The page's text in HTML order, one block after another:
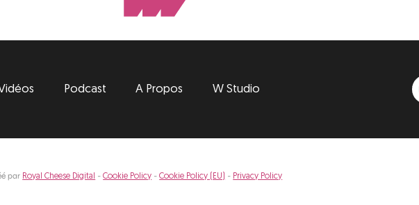
Podcast A Propos W Studio
par Royal Cheese Digital -Cookie Policy -Cookie Policy (EU) - Privacy Policy